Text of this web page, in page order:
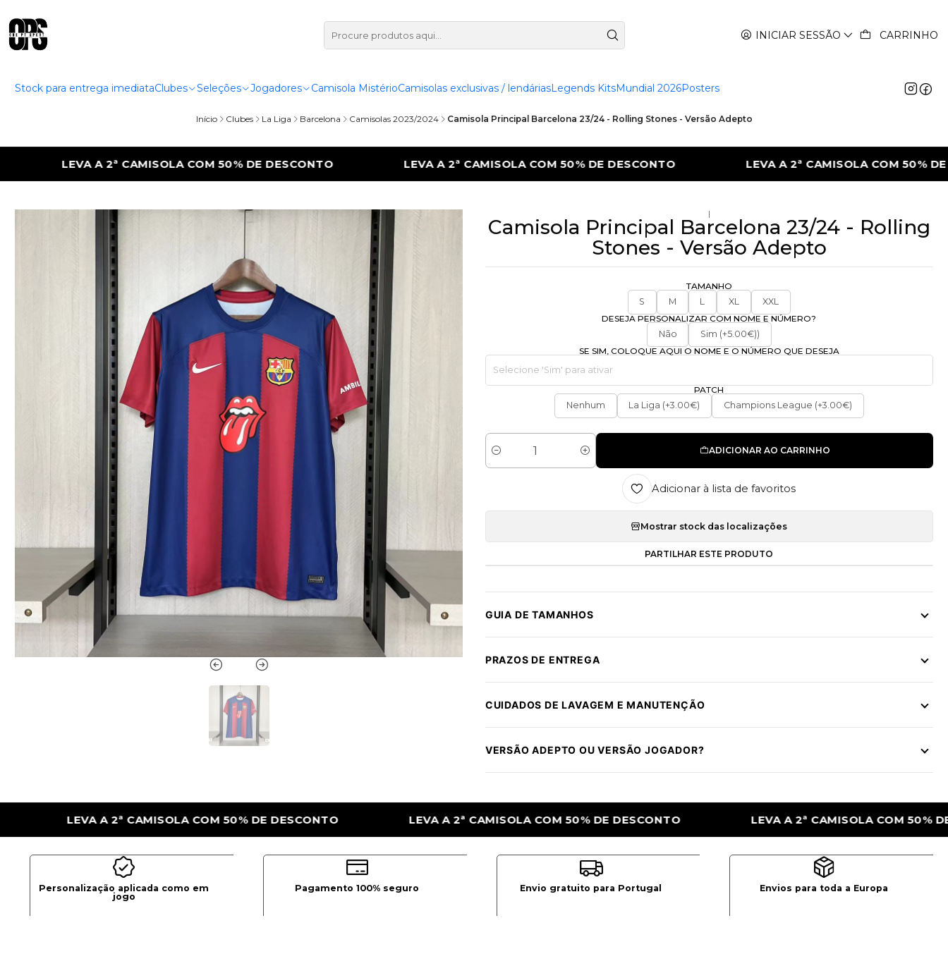
INICIAR SESSÃO CARRINHO
Stock para entrega imediataClubes Seleções Jogadores Camisola MistérioCamisolas exclusivas / lendáriasLegends KitsMundial 2026Posters
Início Clubes La Liga Barcelona Camisolas 2023/2024 Camisola Principal Barcelona 23/24 - Rolling Stones - Versão Adepto
50% DE DESCONTO LEVA A 2ª CAMISOLA COM 50% DE DESCONTO LEVA A 2ª CAMISOLA COM 50% DE DESCONTO LEVA A
|
Camisola Principal Barcelona 23/24 - Rolling
Stones - Versão Adepto
TAMANHO
S
M L XL
XXL
DESEJA PERSONALIZAR COM NOME E NÚMERO?
Não
Sim (+5.00€))
SE SIM, COLOQUE AQUI O NOME E O NÚMERO QUE DESEJA
PATCH
Nenhum
La Liga (+3.00€) Champions League (+3.00€)
Quantidade
ADICIONAR AO CARRINHO
Adicionar à lista de favoritos
Mostrar stock das localizações
PARTILHAR ESTE PRODUTO
GUIA DE TAMANHOS
PRAZOS DE ENTREGA
CUIDADOS DE LAVAGEM E MANUTENÇÃO
VERSÃO ADEPTO OU VERSÃO JOGADOR?
50% DE DESCONTO LEVA A 2ª CAMISOLA COM 50% DE DESCONTO LEVA A 2ª CAMISOLA COM 50% DE DESCONTO LEVA A
Personalização aplicada como em
jogo
Pagamento 100% seguro Envio gratuito para Portugal Envios para toda a Europa